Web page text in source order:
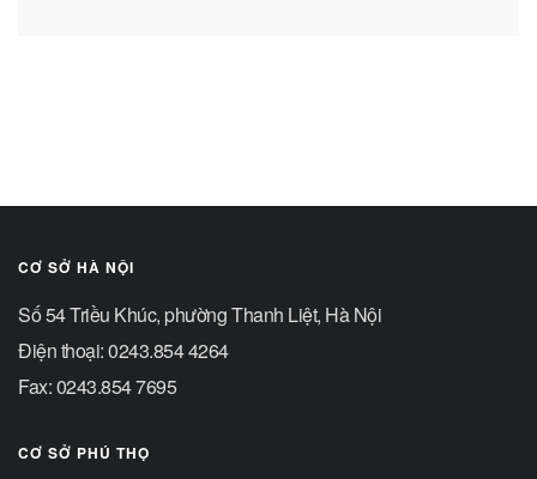
CƠ SỞ HÀ NỘI
Số 54 Triều Khúc, phường Thanh Liệt, Hà Nội
Điện thoại: 0243.854 4264
Fax: 0243.854 7695
CƠ SỞ PHÚ THỌ